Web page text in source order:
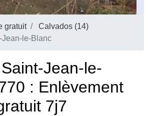
gratuit
Calvados (14)
Jean-le-Blanc
Jean-le-
: Enlèvement
7j7